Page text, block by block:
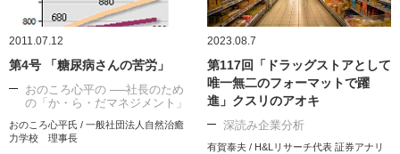
2011.07.12
第4号 「糖尿病さんの苦労」
おのころ心平の ──社長のため
の「か・ら・だマネジメント」
おのころ心平氏 / 一般社団法人自然治癒
力学校 理事長
2023.08.7
第117回「ドラッグストアとして
唯一無二のフォーマットで躍
進」クスリのアオキ
深読み企業分析
有賀泰夫 / H&Lリサーチ代表 証券アナリ